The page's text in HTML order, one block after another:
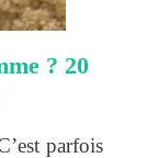
? 20
parfois